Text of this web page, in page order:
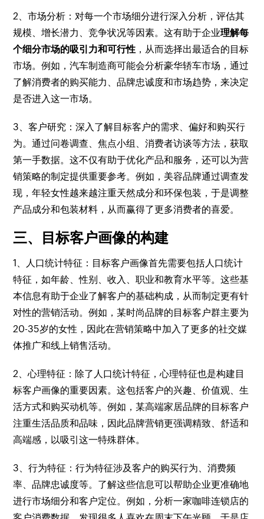
2、市场分析：对每一个市场细分进行深入分析，评估其
规模、增长潜力、竞争状况等因素。这有助于企业理解每
个细分市场的吸引力和可行性 ，从而选择出最适合的目标
市场。例如，汽车制造商可能会分析豪华轿车市场，通过
了解消费者的购买能力、品牌忠诚度和市场趋势，来决定
是否进入这一市场。
3、客户研究：深入了解目标客户的需求、偏好和购买行
为。通过问卷调查、焦点小组、消费者访谈等方法，获取
第一手数据。这不仅有助于优化产品和服务，还可以为营
销策略的制定提供重要参考。例如，美容品牌通过调查发
现，年轻女性越来越注重天然成分和环保包装，于是调整
产品成分和包装材料，从而赢得了更多消费者的喜爱。
三、目标客户画像的构建
1、人口统计特征：目标客户画像首先需要包括人口统计
特征，如年龄、性别、收入、职业和教育水平等。这些基
本信息有助于企业了解客户的基础构成，从而制定更有针
对性的营销活动。例如，某时尚品牌的目标客户群主要为
20-35岁的女性，因此在营销策略中加入了更多的社交媒
体推广和线上销售活动。
2、心理特征：除了人口统计特征，心理特征也是构建目
标客户画像的重要因素。这包括客户的兴趣、价值观、生
活方式和购买动机等。例如，某高端家居品牌的目标客户
注重生活品质和品味，因此品牌营销更强调精致、舒适和
高端感，以吸引这一特殊群体。
3、行为特征：行为特征涉及客户的购买行为、消费频
率、品牌忠诚度等。了解这些信息可以帮助企业更准确地
进行市场细分和客户定位。例如，分析一家咖啡连锁店的